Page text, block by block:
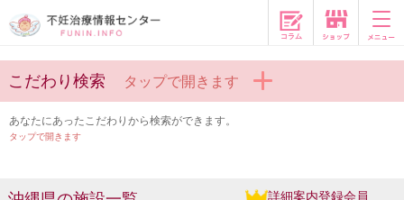
コラム
こだわり検索 タップで開きます
あなたにあったこだわりから検索ができます。
タップで開きます
詳細案内登録会員